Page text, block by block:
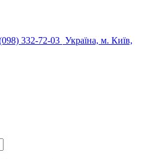
332-72-03 Україна, м. Київ,